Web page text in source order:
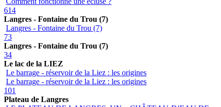
614
Langres - Fontaine du Trou (7)
Langres - Fontaine du Trou (7)
73
Langres - Fontaine du Trou (7)
34
Le lac de la LIEZ
Le barrage - réservoir de la Liez : les origines
Le barrage - réservoir de la Liez : les origines
101
Plateau de Langres